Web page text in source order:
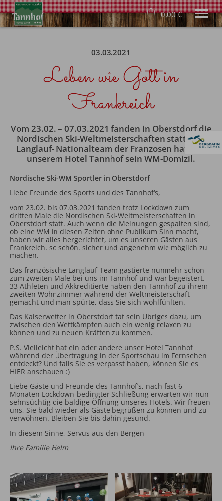
2 Erwachsene
Wellness
Familie
Freizeit
Buchung
Blog
Deutsch
Tel.+49 8322 940 640
0,00 €
03.03.2021
Leben wie Gott in
Frankreich
Vom 23.02. – 07.03.2021 fanden in Oberstdorf die
Nordischen Ski-Weltmeisterschaften statt. Das
Langlauf- Nationalteam der Franzosen hatte in
unserem Hotel Tannhof sein WM-Domizil.
Nordische Ski-WM Sportler in Oberstdorf
Liebe Freunde des Sports und des Tannhof‘s,
vom 23.02. bis 07.03.2021 fanden trotz Lockdown zum
dritten Male die Nordischen Ski-Weltmeisterschaften in
Oberstdorf statt. Auch wenn die Meinungen gespalten sind,
ob eine WM in diesen Zeiten ohne Publikum Sinn macht,
haben wir alles hergerichtet, um es unseren Gästen aus
Frankreich, so schön, sicher und angenehm wie möglich zu
machen.
Das französische Langlauf-Team gastierte nunmehr schon
zum zweiten Male bei uns im Tannhof und war begeistert.
33 Athleten und Akkreditierte haben den Tannhof zu ihrem
zweiten Wohnzimmer während der Weltmeisterschaft
gemacht und man spürte, dass Sie sich wohlfühlten.
Das Kaiserwetter in Oberstdorf tat sein Übriges dazu, um
zwischen den Wettkämpfen auch ein wenig relaxen zu
können und zu neuen Kräften zu kommen.
P.S. Vielleicht hat ein oder andere unser Hotel Tannhof
während der Übertragung in der Sportschau im Fernsehen
entdeckt? Und falls Sie es verpasst haben, können Sie es
HIER anschauen :)
Liebe Gäste und Freunde des Tannhof’s, nach fast 6
Monaten Lockdown-bedingter Schließung erwarten wir nun
sehnsüchtig die baldige Öffnung unseres Hotels. Wir freuen
uns, Sie bald wieder als Gäste begrüßen zu können und zu
verwöhnen. Bleiben Sie bis dahin gesund.
In diesem Sinne, Servus aus den Bergen
Ihre Familie Helm